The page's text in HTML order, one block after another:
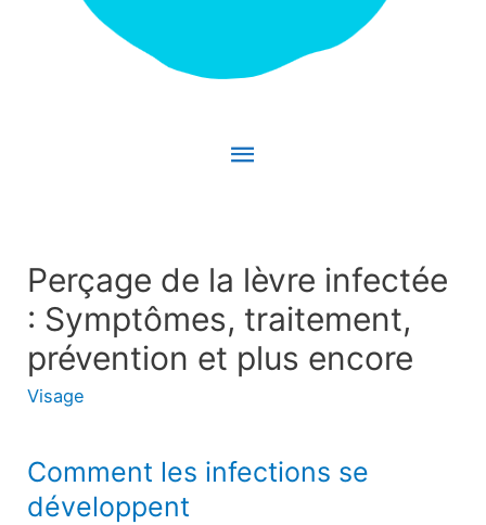
Menu
Perçage de la lèvre infectée
: Symptômes, traitement,
prévention et plus encore
Visage
Comment les infections se
développent